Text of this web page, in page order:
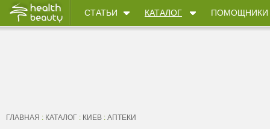
СТАТЬИ КАТАЛОГ ПОМОЩНИКИ
ГЛАВНАЯ : КАТАЛОГ : КИЕВ : АПТЕКИ